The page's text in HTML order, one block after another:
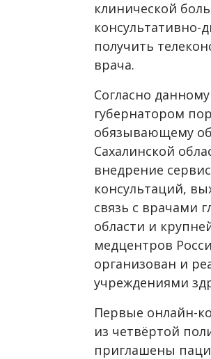
клинической
консультативно-
получить
врача.
Согласно данному
губернатором
обязывающему
Сахалинской
внедрение
консультаций,
связь с врачами
области и
медцентров
организован и
учреждениями
Первые онлайн-
из четвёртой
приглашены